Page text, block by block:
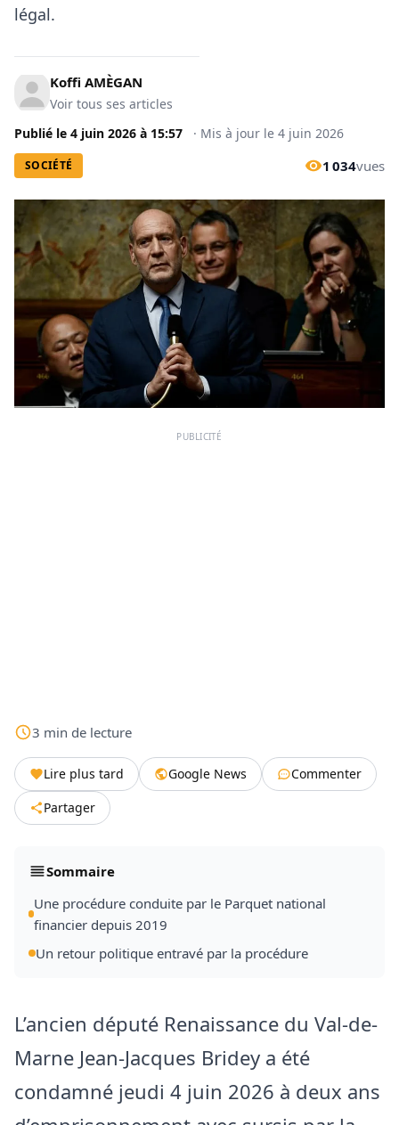
légal.
Koffi AMÈGAN
Voir tous ses articles
Publié le 4 juin 2026 à 15:57 · Mis à jour le 4 juin 2026
SOCIÉTÉ 1 034vues
PUBLICITÉ
3 min de lecture
Lire plus tard Google News
Commenter
Partager
Sommaire
Une procédure conduite par le Parquet national
financier depuis 2019
Un retour politique entravé par la procédure
L’ancien député Renaissance du Val-de-
Marne Jean-Jacques Bridey a été
condamné jeudi 4 juin 2026 à deux ans